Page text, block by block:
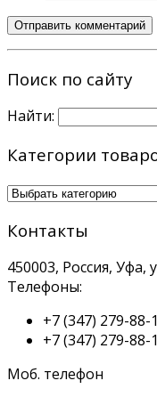
Поиск по сайту
Найти:
Категории
Контакты
450003, Россия, Уфа,
Телефоны:
+7 (347) 279-88-
+7 (347) 279-88-
Моб. телефон